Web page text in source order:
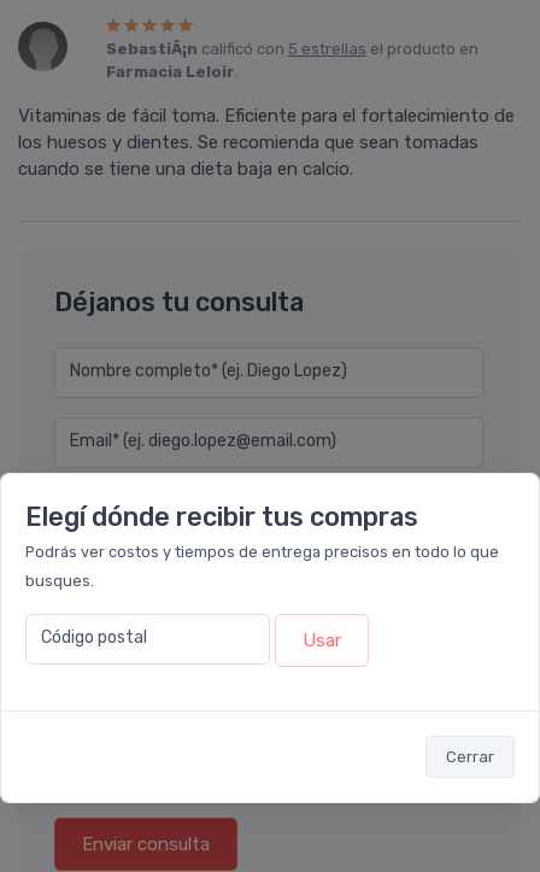
Elegí dónde recibir tus compras
Podrás ver costos y tiempos de entrega precisos en todo lo que
busques.
Código postal Usar
Cerrar
SebastiÃ¡n calificó con 5 estrellas el producto en
Farmacia Leloir.
Vitaminas de fácil toma. Eficiente para el fortalecimiento de
los huesos y dientes. Se recomienda que sean tomadas
cuando se tiene una dieta baja en calcio.
Déjanos tu consulta
Nombre completo* (ej. Diego Lopez)
Email* (ej. diego.lopez@email.com)
Teléfono
Ubicación
Por favor describa en detalle su solicitud
Enviar consulta